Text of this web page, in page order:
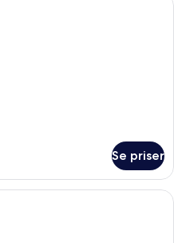
Se priser
Allergitestade sängkläder, skrivbord,